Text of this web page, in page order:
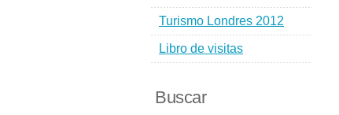
Turismo Londres 2012
Libro de visitas
Buscar